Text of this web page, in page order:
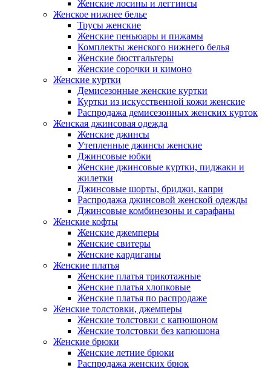
Женские лосины и леггинсы
Женское нижнее белье
Трусы женские
Женские пеньюары и пижамы
Комплекты женского нижнего белья
Женские бюстгальтеры
Женские сорочки и кимоно
Женские куртки
Демисезонные женские куртки
Куртки из искусственной кожи женские
Распродажа демисезонных женских курток
Женская джинсовая одежда
Женские джинсы
Утепленные джинсы женские
Джинсовые юбки
Женские джинсовые куртки, пиджаки и
жилетки
Джинсовые шорты, бриджи, капри
Распродажа джинсовой женской одежды
Джинсовые комбинезоны и сарафаны
Женские кофты
Женские джемперы
Женские свитеры
Женские кардиганы
Женские платья
Женские платья трикотажные
Женские платья хлопковые
Женские платья по распродаже
Женские толстовки, джемперы
Женские толстовки с капюшоном
Женские толстовки без капюшона
Женские брюки
Женские летние брюки
Распродажа женских брюк